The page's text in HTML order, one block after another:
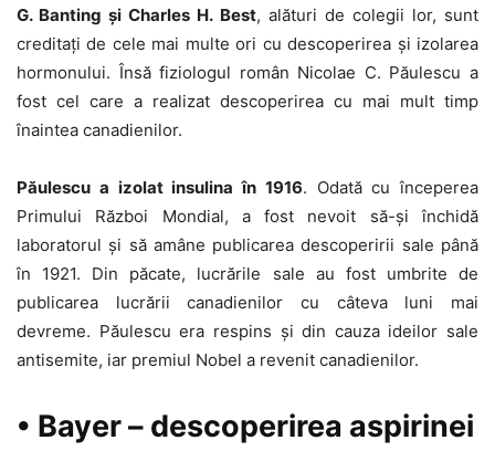
G. Banting și Charles H. Best, alături de colegii lor, sunt
creditați de cele mai multe ori cu descoperirea și izolarea
hormonului. Însă fiziologul român Nicolae C. Păulescu a
fost cel care a realizat descoperirea cu mai mult timp
înaintea canadienilor.
Păulescu a izolat insulina în 1916. Odată cu începerea
Primului Război Mondial, a fost nevoit să-și închidă
laboratorul și să amâne publicarea descoperirii sale până
în 1921. Din păcate, lucrările sale au fost umbrite de
publicarea lucrării canadienilor cu câteva luni mai
devreme. Păulescu era respins și din cauza ideilor sale
antisemite, iar premiul Nobel a revenit canadienilor.
• Bayer – descoperirea aspirinei